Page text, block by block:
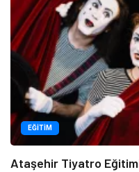
EĞITIM
Ataşehir Tiyatro